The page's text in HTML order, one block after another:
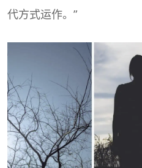
代方式运作。”